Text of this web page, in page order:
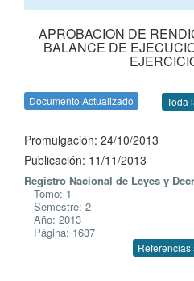
APROBACION DE
BALANCE DE
Documento Actualizado Toda
Promulgación: 24/10/2013
Publicación: 11/11/2013
Registro Nacional de Leyes y
Tomo: 1
Semestre: 2
Año: 2013
Página: 1637
Referencias